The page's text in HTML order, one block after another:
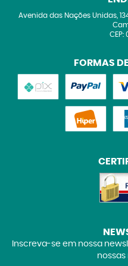
Avenida das Nações Unidas,
CEP:
FORMAS
Inscreva-se em nossa